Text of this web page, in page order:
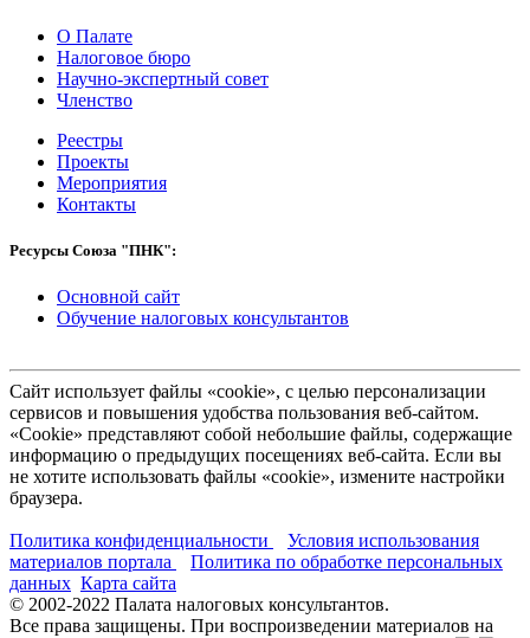
О Палате
Налоговое бюро
Научно-экспертный совет
Членство
Реестры
Проекты
Мероприятия
Контакты
Ресурсы Союза "ПНК":
Основной сайт
Обучение налоговых консультантов
Сайт использует файлы «cookie», с целью персонализации
сервисов и повышения удобства пользования веб-сайтом.
«Cookie» представляют собой небольшие файлы, содержащие
информацию о предыдущих посещениях веб-сайта. Если вы
не хотите использовать файлы «cookie», измените настройки
браузера.
Политика конфиденциальности
Условия использования
материалов портала
Политика по обработке персональных
данных Карта сайта
© 2002-2022 Палата налоговых консультантов.
Все права защищены. При воспроизведении материалов на